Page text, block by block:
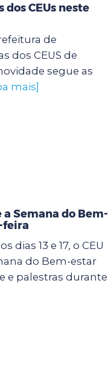
CEUs neste
de
dos CEUS de
segue as
mais]
a Semana do Bem-
feira
dias 13 e 17, o CEU
do Bem-estar
e palestras durante